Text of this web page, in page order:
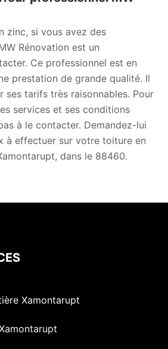
zinc, si vous avez des
Rénovation est un
Ce professionnel est en
prestation de grande qualité. Il
ses tarifs très raisonnables. Pour
services et ses conditions
à le contacter. Demandez-lui
à effectuer sur votre toiture en
dans le 88460.
Xamontarupt